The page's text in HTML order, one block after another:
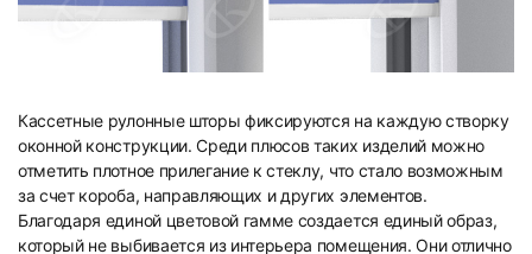
Кассетные рулонные шторы фиксируются на каждую створку
оконной конструкции. Среди плюсов таких изделий можно
отметить плотное прилегание к стеклу, что стало возможным
за счет короба, направляющих и других элементов.
Благодаря единой цветовой гамме создается единый образ,
который не выбивается из интерьера помещения. Они отлично